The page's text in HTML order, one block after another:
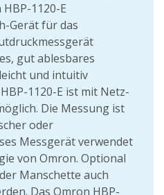
1120-E
Gerät für das
gut ablesbares
und intuitiv
1120-E ist mit Netz-
Die Messung ist
oder
Messgerät verwendet
von Omron. Optional
Manschette auch
Das Omron HBP-